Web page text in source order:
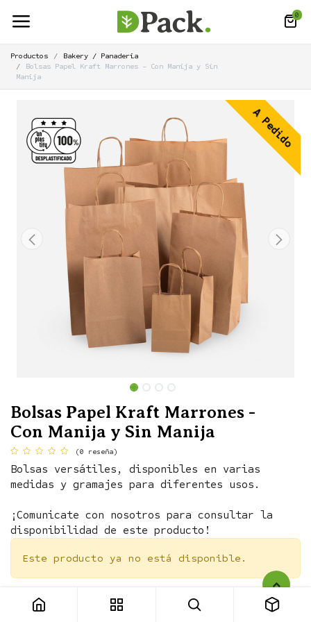
0
Productos
Bakery / Panaderia
Bolsas Papel Kraft Marrones - Con Manija y Sin
Manija
A Pedido
Bolsas Papel Kraft Marrones -
Con Manija y Sin Manija
(0 reseña)
Bolsas versátiles, disponibles en varias
medidas y gramajes para diferentes usos.
¡Comunicate con nosotros para consultar la
disponibilidad de este producto!
Este producto ya no está disponible.
Términos y condiciones